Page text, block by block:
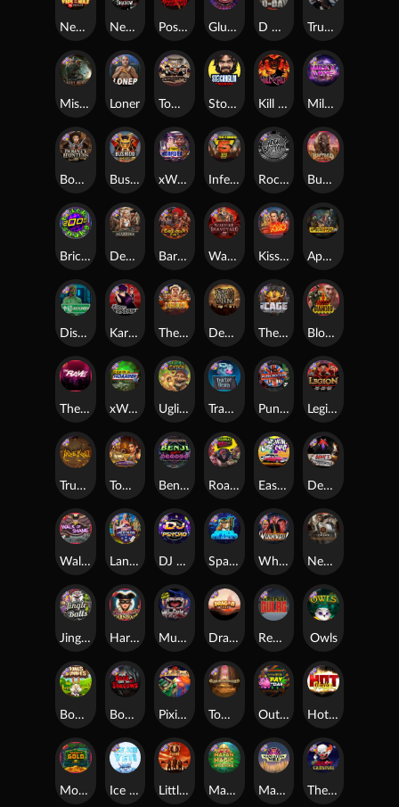
Nexus Blood & Shadow
Kill Em All
Blood Diamond
Nexus Fire In The Hole xBomb
Dead Men Walking
Munchies
Stockholm Syndrome
Apocalypse Super xNudge
Nexus Tombstone RIP
Loner
Outsourced: Payday
Tombstone No Mercy
Manhattan Goes Wild
Roadkill
Kiss My Chainsaw
Book Of Shadows
Rock Bottom
Tractor Beam
The Cage
Hot Nudge
Space Donkey
xWays Hoarder 2
Bounty Hunters xNudge®
Land of the Free
Brick Snake 2000 Warrior Graveyard xNudge
Monkey's Gold xPays Little Bighorn
Benji Killed in Vegas
Barbarian Fury
Devil's Crossroad
Tomb of Nefertiti
Tomb of Akhenaten
Dragon Tribe
Gluttony
Mayan Magic Wildfire
Possessed
Legion X
Bonus Bunnies
Deadwood xNudge
Disturbed
DJ Psycho
Buffalo Hunter
Owls
Punk Rocker
Milky Ways
East Coast Vs West Coast
The Creepy Carnival
Whacked
Infectious 5 xWays
Jingle Balls Harlequin Carnival
Walk of Shame
Misery Mining
True Grit Redemption
Pixies vs Pirates
xWays Hoarder xSplit
Ice Ice Yeti
Remember Gulag
Karen Maneater
True kult
Bushido Way xNudge
D Day
The Border
Ugliest Catch
The Rave